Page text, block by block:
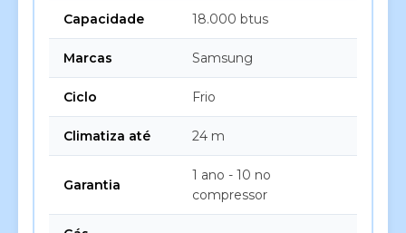
Capacidade 18.000 btus
Marcas Samsung
Ciclo Frio
Climatiza até 24 m
Garantia
1 ano - 10 no
compressor